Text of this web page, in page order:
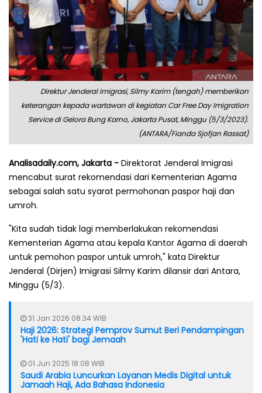
Direktur Jenderal Imigrasi, Silmy Karim (tengah) memberikan
keterangan kepada wartawan di kegiatan Car Free Day Imigration
Service di Gelora Bung Karno, Jakarta Pusat, Minggu (5/3/2023).
(ANTARA/Fianda Sjofjan Rassat)
Analisadaily.com, Jakarta - Direktorat Jenderal Imigrasi
mencabut surat rekomendasi dari Kementerian Agama
sebagai salah satu syarat permohonan paspor haji dan
umroh.
"Kita sudah tidak lagi memberlakukan rekomendasi
Kementerian Agama atau kepala Kantor Agama di daerah
untuk pemohon paspor untuk umroh," kata Direktur
Jenderal (Dirjen) Imigrasi Silmy Karim dilansir dari Antara,
Minggu (5/3).
31 Jan 2026 08:34 WIB
Haji 2026: Strategi Pemprov Sumut Beri Pendampingan
'Hati ke Hati' bagi Jemaah
01 Jun 2025 18:08 WIB
Saudi Arabia Luncurkan Layanan Medis Digital untuk
Jamaah Haji, Ada Bahasa Indonesia